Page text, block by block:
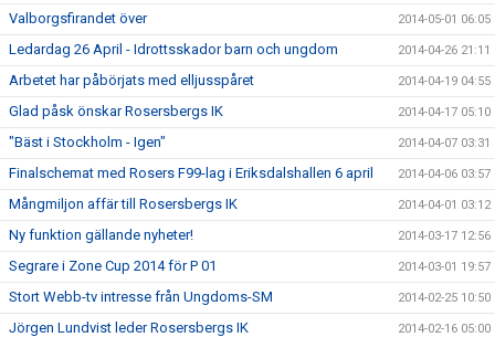
Valborgsfirandet över 2014-05-01 06:05
Ledardag 26 April - Idrottsskador barn och ungdom 2014-04-26 21:11
Arbetet har påbörjats med elljusspåret 2014-04-19 04:55
Glad påsk önskar Rosersbergs IK 2014-04-17 05:10
"Bäst i Stockholm - Igen" 2014-04-07 03:31
Finalschemat med Rosers F99-lag i Eriksdalshallen 6 april 2014-04-06 03:57
Mångmiljon affär till Rosersbergs IK 2014-04-01 03:12
Ny funktion gällande nyheter! 2014-03-17 12:56
Segrare i Zone Cup 2014 för P 01 2014-03-01 19:57
Stort Webb-tv intresse från Ungdoms-SM 2014-02-25 10:50
Jörgen Lundvist leder Rosersbergs IK 2014-02-16 05:00